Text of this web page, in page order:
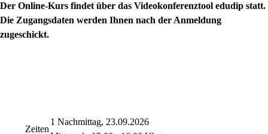
Der Online-Kurs findet über das Videokonferenztool edudip statt.
Die Zugangsdaten werden Ihnen nach der Anmeldung
zugeschickt.
Zeiten
1 Nachmittag, 23.09.2026